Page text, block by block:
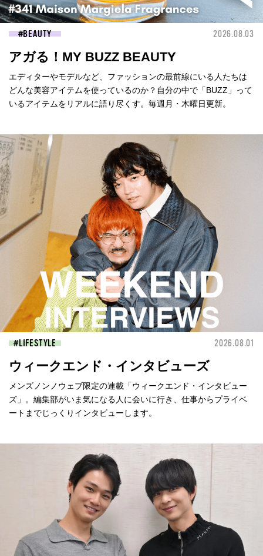
BEAUTY 2026.08.03
アガる！MY BUZZ BEAUTY
エディターやモデルなど、ファッションの最前線にいる人たちは
どんな美容アイテムを使っているのか？自分の中で「BUZZ」って
いるアイテムをリアルに語り尽くす。毎週月・木曜日更新。
LIFESTYLE 2026.08.01
ウィークエンド・インタビューズ
メンズノンノウェブ限定の連載「ウィークエンド・インタビュー
ズ」。編集部がいま気になる人に会いに行き、仕事からプライベ
ートまでじっくりインタビューします。